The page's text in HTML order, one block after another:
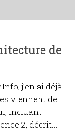
de
j’en ai déjà
viennent de
incluant
2, décrit...